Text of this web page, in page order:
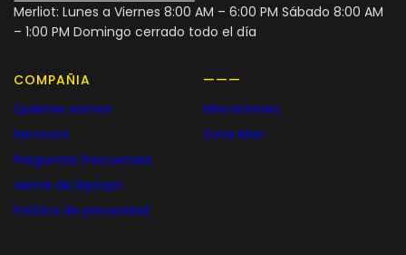
Merliot: Lunes a Viernes 8:00 AM – 6:00 PM Sábado 8:00 AM
– 1:00 PM Domingo cerrado todo el día
COMPAÑIA
Quienes somos
Servicios
Preguntas frecuentes
Venta de laptops
Política de privacidad
———
Ubicaciones
Zona Mac